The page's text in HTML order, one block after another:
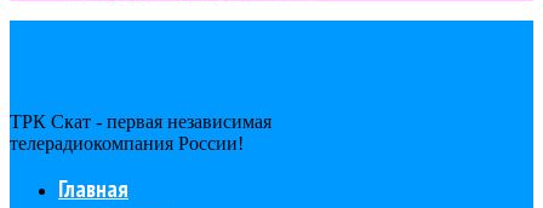
ТРК Скат - первая независимая
телерадиокомпания Роcсии!
Главная